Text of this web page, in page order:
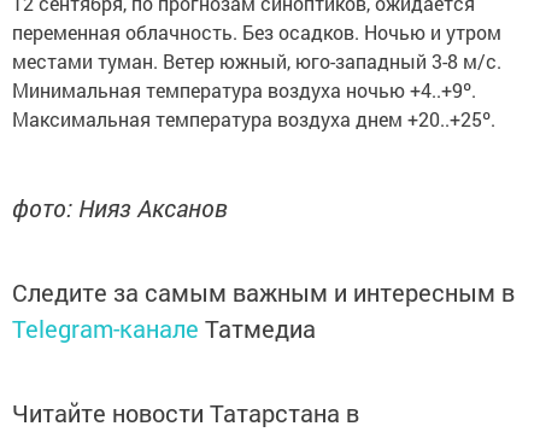
переменная облачность. Без осадков. Ночью и утром
местами туман. Ветер южный, юго-западный 3-8 м/с.
Минимальная температура воздуха ночью +4..+9º.
Максимальная температура воздуха днем +20..+25º.
фото: Нияз Аксанов
Следите за самым важным и интересным в
Telegram-канале Татмедиа
Читайте новости Татарстана в